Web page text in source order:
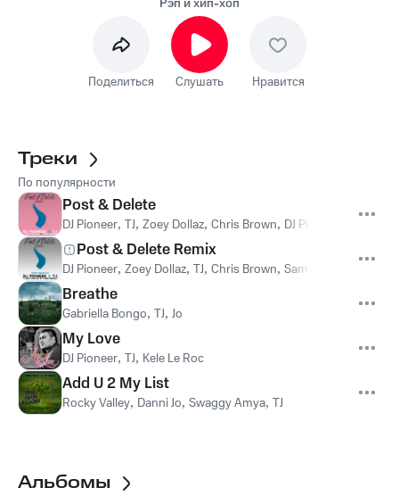
Рэп и хип-хоп
Поделиться Слушать Нравится
Треки
По популярности
Post & Delete
DJ Pioneer, TJ, Zoey Dollaz, Chris Brown, DJ Pioneer, TJ, Zoey
Post & Delete Remix
DJ Pioneer, Zoey Dollaz, TJ, Chris Brown, Sammy Porter
Breathe
Gabriella Bongo, TJ, Jo
My Love
DJ Pioneer, TJ, Kele Le Roc
Add U 2 My List
Rocky Valley, Danni Jo, Swaggy Amya, TJ
Альбомы